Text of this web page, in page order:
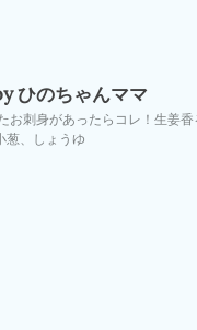
ひのちゃんママ
お刺身があったらコレ！生姜
葱、しょうゆ